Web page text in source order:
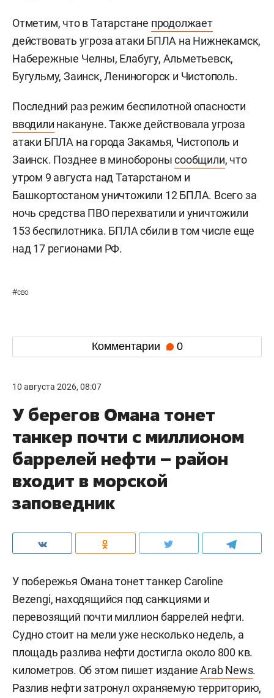
Отметим, что в Татарстане продолжает
действовать угроза атаки БПЛА на Нижнекамск,
Набережные Челны, Елабугу, Альметьевск,
Бугульму, Заинск, Лениногорск и Чистополь.
Последний раз режим беспилотной опасности
вводили накануне. Также действовала угроза
атаки БПЛА на города Закамья, Чистополь и
Заинск. Позднее в миноборонысообщили, что
утром 9 августа над Татарстаном и
Башкортостаном уничтожили 12 БПЛА. Всего за
ночь средства ПВО перехватили и уничтожили
153 беспилотника. БПЛА сбили в том числе еще
над 17 регионами РФ.
#сво
Комментарии 0
10 августа 2026, 08:07
У берегов Омана тонет
танкер почти с миллионом
баррелей нефти – район
входит в морской
заповедник
У побережья Омана тонет танкер Caroline
Bezengi, находящийся под санкциями и
перевозящий почти миллион баррелей нефти.
Судно стоит на мели уже несколько недель, а
площадь разлива нефти достигла около 800 кв.
километров. Об этом пишет изданиеArab News.
Разлив нефти затронул охраняемую территорию,